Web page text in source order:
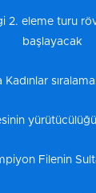
2. eleme turu
başlayacak
Filenin